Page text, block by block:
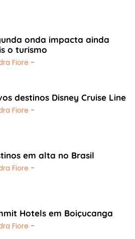
onda impacta ainda
o turismo
Fiore -
destinos Disney Cruise Line
Fiore -
em alta no Brasil
Fiore -
Hotels em Boiçucanga
Fiore -